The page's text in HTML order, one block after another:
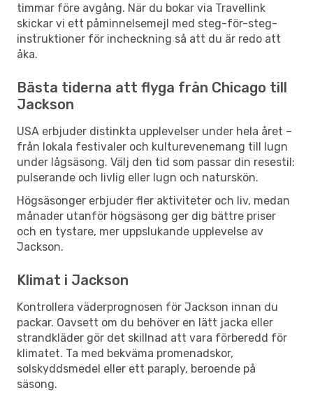
timmar före avgång. När du bokar via Travellink
skickar vi ett påminnelsemejl med steg-för-steg-
instruktioner för incheckning så att du är redo att
åka.
Bästa tiderna att flyga från Chicago till
Jackson
USA erbjuder distinkta upplevelser under hela året –
från lokala festivaler och kulturevenemang till lugn
under lågsäsong. Välj den tid som passar din resestil:
pulserande och livlig eller lugn och naturskön.
Högsäsonger erbjuder fler aktiviteter och liv, medan
månader utanför högsäsong ger dig bättre priser
och en tystare, mer uppslukande upplevelse av
Jackson.
Klimat i Jackson
Kontrollera väderprognosen för Jackson innan du
packar. Oavsett om du behöver en lätt jacka eller
strandkläder gör det skillnad att vara förberedd för
klimatet. Ta med bekväma promenadskor,
solskyddsmedel eller ett paraply, beroende på
säsong.